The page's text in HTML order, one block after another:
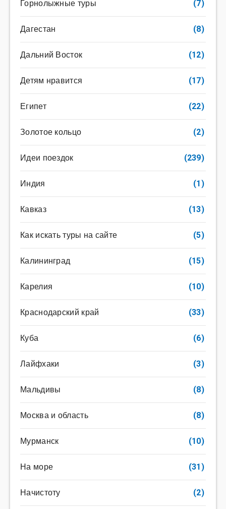
Горнолыжные туры (7)
Дагестан (8)
Дальний Восток (12)
Детям нравится (17)
Египет (22)
Золотое кольцо (2)
Идеи поездок (239)
Индия (1)
Кавказ (13)
Как искать туры на сайте (5)
Калининград (15)
Карелия (10)
Краснодарский край (33)
Куба (6)
Лайфхаки (3)
Мальдивы (8)
Москва и область (8)
Мурманск (10)
На море (31)
Начистоту (2)